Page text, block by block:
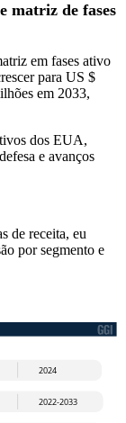
matriz de fases
em fases ativo
para US $
em 2033,
dos EUA,
e avanços
de receita, eu
por segmento e